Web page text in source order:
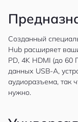
Созданный
Hub расширяет
PD, 4K HDMI (до 60
данных USB-A,
аудиоразъема, так
нужно.